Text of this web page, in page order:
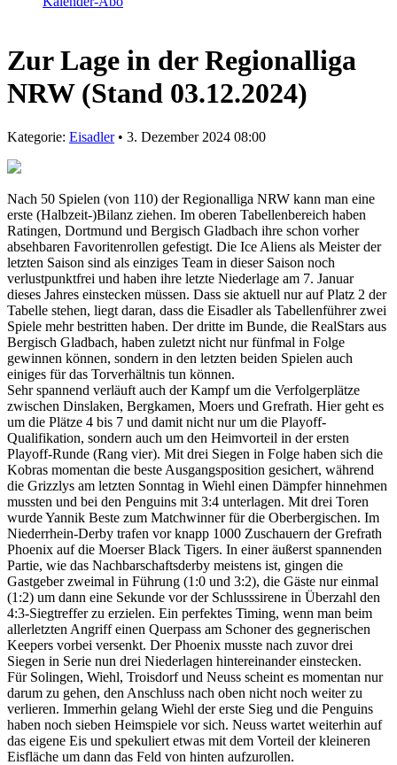
Zur Lage in der Regionalliga
NRW (Stand 03.12.2024)
Kategorie: Eisadler• 3. Dezember 2024 08:00
Nach 50 Spielen (von 110) der Regionalliga NRW kann man eine
erste (Halbzeit-)Bilanz ziehen. Im oberen Tabellenbereich haben
Ratingen, Dortmund und Bergisch Gladbach ihre schon vorher
absehbaren Favoritenrollen gefestigt. Die Ice Aliens als Meister der
letzten Saison sind als einziges Team in dieser Saison noch
verlustpunktfrei und haben ihre letzte Niederlage am 7. Januar
dieses Jahres einstecken müssen. Dass sie aktuell nur auf Platz 2 der
Tabelle stehen, liegt daran, dass die Eisadler als Tabellenführer zwei
Spiele mehr bestritten haben. Der dritte im Bunde, die RealStars aus
Bergisch Gladbach, haben zuletzt nicht nur fünfmal in Folge
gewinnen können, sondern in den letzten beiden Spielen auch
einiges für das Torverhältnis tun können.
Sehr spannend verläuft auch der Kampf um die Verfolgerplätze
zwischen Dinslaken, Bergkamen, Moers und Grefrath. Hier geht es
um die Plätze 4 bis 7 und damit nicht nur um die Playoff-
Qualifikation, sondern auch um den Heimvorteil in der ersten
Playoff-Runde (Rang vier). Mit drei Siegen in Folge haben sich die
Kobras momentan die beste Ausgangsposition gesichert, während
die Grizzlys am letzten Sonntag in Wiehl einen Dämpfer hinnehmen
mussten und bei den Penguins mit 3:4 unterlagen. Mit drei Toren
wurde Yannik Beste zum Matchwinner für die Oberbergischen. Im
Niederrhein-Derby trafen vor knapp 1000 Zuschauern der Grefrath
Phoenix auf die Moerser Black Tigers. In einer äußerst spannenden
Partie, wie das Nachbarschaftsderby meistens ist, gingen die
Gastgeber zweimal in Führung (1:0 und 3:2), die Gäste nur einmal
(1:2) um dann eine Sekunde vor der Schlusssirene in Überzahl den
4:3-Siegtreffer zu erzielen. Ein perfektes Timing, wenn man beim
allerletzten Angriff einen Querpass am Schoner des gegnerischen
Keepers vorbei versenkt. Der Phoenix musste nach zuvor drei
Siegen in Serie nun drei Niederlagen hintereinander einstecken.
Für Solingen, Wiehl, Troisdorf und Neuss scheint es momentan nur
darum zu gehen, den Anschluss nach oben nicht noch weiter zu
verlieren. Immerhin gelang Wiehl der erste Sieg und die Penguins
haben noch sieben Heimspiele vor sich. Neuss wartet weiterhin auf
das eigene Eis und spekuliert etwas mit dem Vorteil der kleineren
Eisfläche um dann das Feld von hinten aufzurollen.